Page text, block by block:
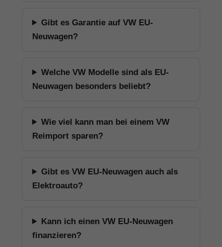
Gibt es Garantie auf VW EU-
Neuwagen?
Welche VW Modelle sind als EU-
Neuwagen besonders beliebt?
Wie viel kann man bei einem VW
Reimport sparen?
Gibt es VW EU-Neuwagen auch als
Elektroauto?
Kann ich einen VW EU-Neuwagen
finanzieren?